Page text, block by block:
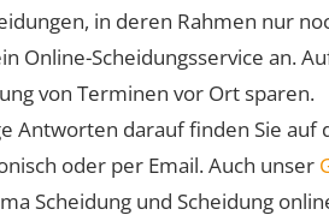
in deren Rahmen nur
Online-Scheidungsservice an.
von Terminen vor Ort sparen.
Antworten darauf finden Sie auf
oder per Email. Auch unser
Scheidung und Scheidung